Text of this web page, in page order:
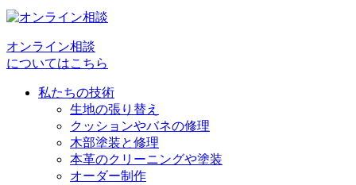
ビ
ー
オンライン相談
についてはこちら
私たちの技術
生地の張り替え
クッションやバネの修理
木部塗装と修理
本革のクリーニングや塗装
オーダー制作